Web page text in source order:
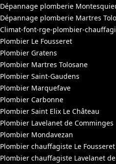
Dépannage plomberie
Dépannage plomberie Martres
Climat-font-rge-plombier-
Plombier Le Fousseret
Plombier Gratens
Plombier Martres Tolosane
Plombier Saint-Gaudens
Plombier Marquefave
Plombier Carbonne
Plombier Saint Elix Le Château
Plombier Lavelanet de Comminges
Plombier Mondavezan
Plombier chauffagiste Le Fousseret
Plombier chauffagiste Lavelanet